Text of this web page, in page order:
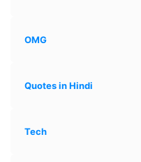
OMG
Quotes in Hindi
Tech